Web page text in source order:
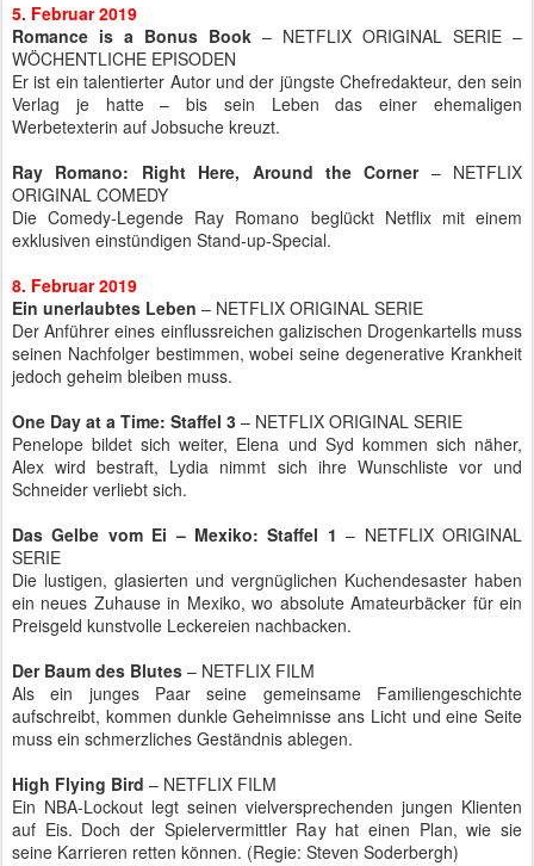
5. Februar 2019
Romance is a Bonus Book – NETFLIX ORIGINAL SERIE –
WÖCHENTLICHE EPISODEN
Er ist ein talentierter Autor und der jüngste Chefredakteur, den sein
Verlag je hatte – bis sein Leben das einer ehemaligen
Werbetexterin auf Jobsuche kreuzt.
Ray Romano: Right Here, Around the Corner– NETFLIX
ORIGINAL COMEDY
Die Comedy-Legende Ray Romano beglückt Netflix mit einem
exklusiven einstündigen Stand-up-Special.
8. Februar 2019
Ein unerlaubtes Leben – NETFLIX ORIGINAL SERIE
Der Anführer eines einflussreichen galizischen Drogenkartells muss
seinen Nachfolger bestimmen, wobei seine degenerative Krankheit
jedoch geheim bleiben muss.
One Day at a Time: Staffel 3 – NETFLIX ORIGINAL SERIE
Penelope bildet sich weiter, Elena und Syd kommen sich näher,
Alex wird bestraft, Lydia nimmt sich ihre Wunschliste vor und
Schneider verliebt sich.
Das Gelbe vom Ei – Mexiko: Staffel 1 – NETFLIX ORIGINAL
SERIE
Die lustigen, glasierten und vergnüglichen Kuchendesaster haben
ein neues Zuhause in Mexiko, wo absolute Amateurbäcker für ein
Preisgeld kunstvolle Leckereien nachbacken.
Der Baum des Blutes – NETFLIX FILM
Als ein junges Paar seine gemeinsame Familiengeschichte
aufschreibt, kommen dunkle Geheimnisse ans Licht und eine Seite
muss ein schmerzliches Geständnis ablegen.
High Flying Bird – NETFLIX FILM
Ein NBA-Lockout legt seinen vielversprechenden jungen Klienten
auf Eis. Doch der Spielervermittler Ray hat einen Plan, wie sie
seine Karrieren retten können. (Regie: Steven Soderbergh)